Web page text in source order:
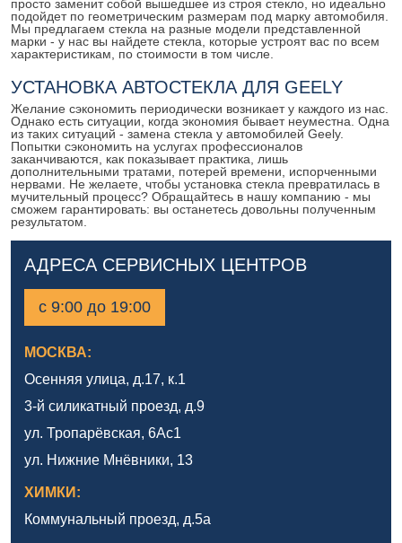
просто заменит собой вышедшее из строя стекло, но идеально
подойдет по геометрическим размерам под марку автомобиля.
Мы предлагаем стекла на разные модели представленной
марки - у нас вы найдете стекла, которые устроят вас по всем
характеристикам, по стоимости в том числе.
УСТАНОВКА АВТОСТЕКЛА ДЛЯ GEELY
Желание сэкономить периодически возникает у каждого из нас.
Однако есть ситуации, когда экономия бывает неуместна. Одна
из таких ситуаций - замена стекла у автомобилей Geely.
Попытки сэкономить на услугах профессионалов
заканчиваются, как показывает практика, лишь
дополнительными тратами, потерей времени, испорченными
нервами. Не желаете, чтобы установка стекла превратилась в
мучительный процесс? Обращайтесь в нашу компанию - мы
сможем гарантировать: вы останетесь довольны полученным
результатом.
АДРЕСА СЕРВИСНЫХ ЦЕНТРОВ
с 9:00 до 19:00
МОСКВА:
Осенняя улица, д.17, к.1
3-й силикатный проезд, д.9
ул. Тропарёвская, 6Ас1
ул. Нижние Мнёвники, 13
ХИМКИ:
Коммунальный проезд, д.5а